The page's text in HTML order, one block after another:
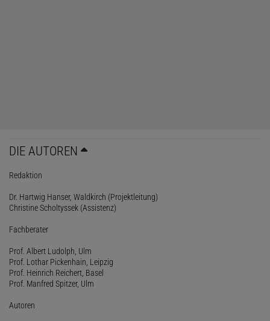
DIE AUTOREN
Redaktion
Dr. Hartwig Hanser, Waldkirch (Projektleitung)
Christine Scholtyssek (Assistenz)
Fachberater
Prof. Albert Ludolph, Ulm
Prof. Lothar Pickenhain, Leipzig
Prof. Heinrich Reichert, Basel
Prof. Manfred Spitzer, Ulm
Autoren